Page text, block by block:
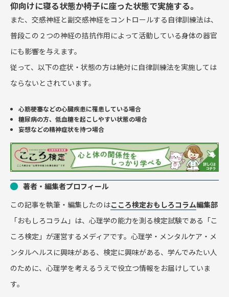
仰向けに寝る状態か椅子に座った状態で実施する。
また、交感神経と副交感神経をコントロールする自律訓練法は、
普段この２つの神経の拮抗作用によって活動している身体の器官
にも影響を与えます。
従って、以下の症状・状態の方は絶対に自律訓練法を実施しては
ならないとされています。
心筋梗塞などの心臓疾患に罹患している場合
糖尿病の方、低血糖を起こしやすい状態の場合
妄想などの精神症状を持つ場合
著者・編集者プロフィール
この記事を執筆・編集したのはこころ検定おもしろコラム編集部
「おもしろコラム」は、心理学の能力を測る検定試験である「こ
ころ検定」が運営するメディアです。心理学・メンタルケア・メ
ンタルヘルスに興味がある、検定に興味がある、学んでみたい人
のために、心理学を考えるうえで役立つ情報をお届けしていま
す。